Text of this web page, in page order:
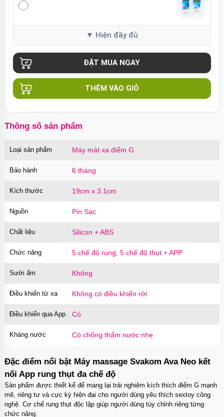
Gel bôi trơn gốc nước DK Onetouch trơn
MãGDK75trị giá180.000₫
Bộ cosplay BDSM đồng phục y tá gợi cảm
quyến rũ
Gel bôi trơn toàn thân OIX Body Lubricant
MãGFB01 200.000₫
chân thật
DDR3
mại nhỏ gọn
môn dễ dùng
MãDDT2trị giá500.000₫
Dương vật giả silicon 2 đầu trong suốt giá rẻ
THÊM VÀO GIỎ
Thông số sản phẩm
Loại sản phẩm Máy mát xa điểm G
Bảo hành 6 tháng
Kích thước 19cm x 3.1cm
Nguồn Pin Sạc
Chất liệu Silicon + ABS
Chức năng 5 chế độ rung, 5 chế độ thụt + APP
Sưởi ấm Không
Điều khiển từ xa Không có điều khiển rời
Điều khiển qua App Có
Kháng nước Có chống thấm nước nhẹ
Đặc điểm nổi bật Máy massage Svakom Ava Neo kết
nối App rung thụt đa chế độ
Sản phẩm được thiết kế để mang lại trải nghiệm kích thích điểm G mạnh
mẽ, riêng tư và cực kỳ hiện đại cho người dùng yêu thích sextoy công
nghệ. Cơ chế rung thụt độc lập giúp người dùng tùy chỉnh riêng từng
chức năng.